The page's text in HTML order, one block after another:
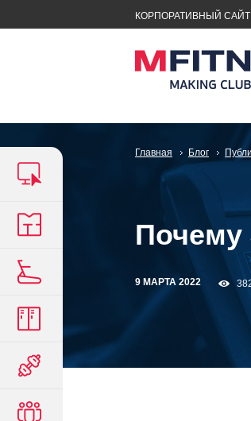
КОРПОРАТИВНЫЙ САЙТ
Главная Блог
Почему
9 МАРТА 2022